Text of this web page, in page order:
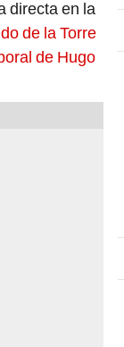
directa en la
de la Torre
de Hugo